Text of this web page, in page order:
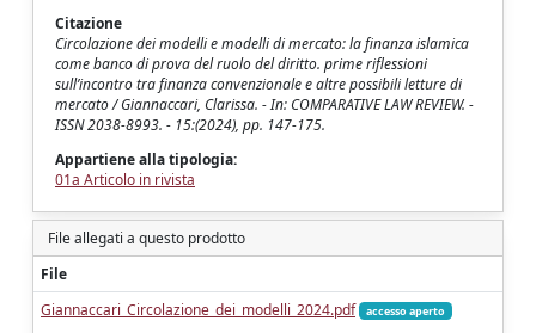
Citazione
Circolazione dei modelli e modelli di mercato: la finanza islamica
come banco di prova del ruolo del diritto. prime riflessioni
sull’incontro tra finanza convenzionale e altre possibili letture di
mercato / Giannaccari, Clarissa. - In: COMPARATIVE LAW REVIEW. -
ISSN 2038-8993. - 15:(2024), pp. 147-175.
Appartiene alla tipologia:
01a Articolo in rivista
File allegati a questo prodotto
File
Giannaccari_Circolazione_dei_modelli_2024.pdf
accesso aperto